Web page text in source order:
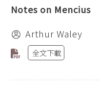
Notes on Mencius
Arthur Waley
全文下載